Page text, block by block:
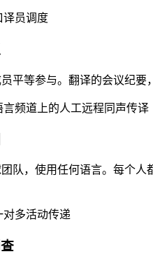
员调度
平等参与。翻译的会议纪要
频道上的人工远程同声传译
队，使用任何语言。每个人
多活动传递